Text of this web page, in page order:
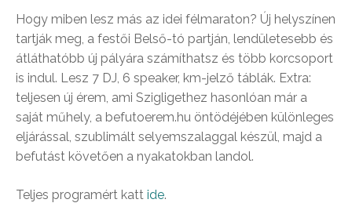
Hogy miben lesz más az idei félmaraton? Új helyszínen
tartják meg, a festői Belső-tó partján, lendületesebb és
átláthatóbb új pályára számíthatsz és több korcsoport
is indul. Lesz 7 DJ, 6 speaker, km-jelző táblák. Extra:
teljesen új érem, ami Szigligethez hasonlóan már a
saját műhely, a befutoerem.hu öntödéjében különleges
eljárással, szublimált selyemszalaggal készül, majd a
befutást követően a nyakatokban landol.
Teljes programért katt ide.